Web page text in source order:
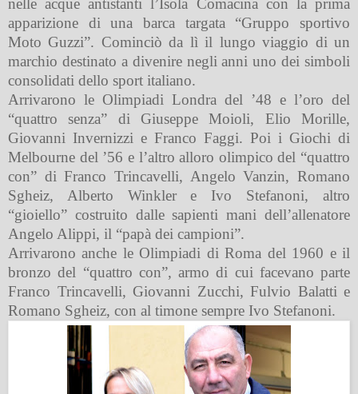
nelle acque antistanti l’Isola Comacina con la prima
apparizione di una barca targata “Gruppo sportivo
Moto Guzzi”. Cominciò da lì il lungo viaggio di un
marchio destinato a divenire negli anni uno dei simboli
consolidati dello sport italiano.
Arrivarono le Olimpiadi Londra del ’48 e l’oro del
“quattro senza” di Giuseppe Moioli, Elio Morille,
Giovanni Invernizzi e Franco Faggi. Poi i Giochi di
Melbourne del ’56 e l’altro alloro olimpico del “quattro
con” di Franco Trincavelli, Angelo Vanzin, Romano
Sgheiz, Alberto Winkler e Ivo Stefanoni, altro
“gioiello” costruito dalle sapienti mani dell’allenatore
Angelo Alippi, il “papà dei campioni”.
Arrivarono anche le Olimpiadi di Roma del 1960 e il
bronzo del “quattro con”, armo di cui facevano parte
Franco Trincavelli, Giovanni Zucchi, Fulvio Balatti e
Romano Sgheiz, con al timone sempre Ivo Stefanoni.